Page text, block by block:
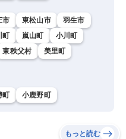
市 東松山市
羽生市
町 嵐山町
小川町
東秩父村
美里町
町 小鹿野町
もっと読む